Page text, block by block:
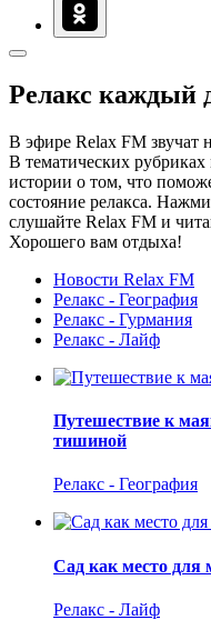
Релакс каждый
В эфире Relax FM звучат
В тематических
истории о том, что
состояние релакса.
слушайте Relax FM и
Хорошего вам отдыха!
Новости Relax FM
Релакс - География
Релакс - Гурмания
Релакс - Лайф
Путешествие к
тишиной
Релакс - География
Сад как место для
Релакс - Лайф